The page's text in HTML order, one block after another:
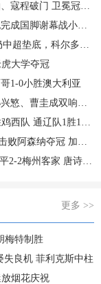
卫冕冠军新赛季1胜3负
小川航基替补头球绝杀
科尔多瓦处子球制胜
大学夺冠
1-0小胜澳大利亚
响曹侑珉、裴峻浩伤退
胜1平鸡西队遭遇2连败
加布里埃尔、埃泽失点
家 唐诗世界波冯刚破门
更多 >>
梅特制胜
失良机 菲利克斯中柱
烟花庆祝